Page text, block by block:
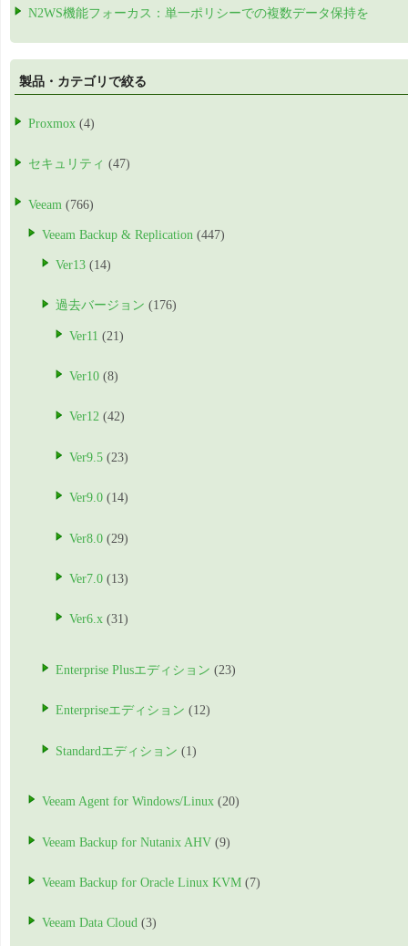
N2WS機能フォーカス：単一ポリシーでの複数データ保持を
製品・カテゴリで絞る
Proxmox (4)
セキュリティ (47)
Veeam (766)
Veeam Backup & Replication (447)
Ver13 (14)
過去バージョン (176)
Ver11 (21)
Ver10 (8)
Ver12 (42)
Ver9.5 (23)
Ver9.0 (14)
Ver8.0 (29)
Ver7.0 (13)
Ver6.x (31)
Enterprise Plusエディション (23)
Enterpriseエディション (12)
Standardエディション (1)
Veeam Agent for Windows/Linux (20)
Veeam Backup for Nutanix AHV (9)
Veeam Backup for Oracle Linux KVM (7)
Veeam Data Cloud (3)